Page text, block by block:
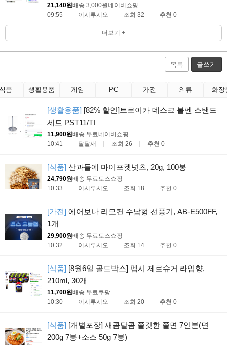
21,140원배송 3,000원네이버쇼핑
09:55
이시루시오 조회 32 추천 0
더보기 +
목록 글쓰기
품 생활용품 게임 PC 가전 의류 화장
[생활용품] [82% 할인]트로이카 데스크 볼펜 스탠드
세트 PST11/TI
11,900원배송 무료네이버쇼핑
10:41
달달새 조회 26 추천 0
[식품] 산과들에 마이포켓넛츠, 20g, 100봉
24,790원배송 무료토스쇼핑
10:33
이시루시오 조회 18 추천 0
[가전] 에어보나 리모컨 수납형 선풍기, AB-E500FF,
1개
29,900원배송 무료토스쇼핑
10:32
이시루시오 조회 14 추천 0
[식품] [8월6일 골드박스] 펩시 제로슈거 라임향,
210ml, 30개
11,700원배송 무료쿠팡
10:30
이시루시오 조회 20 추천 0
[식품] [개별포장] 새콤달콤 쫄깃한 쫄면 7인분(면
200g 7봉+소스 50g 7봉)